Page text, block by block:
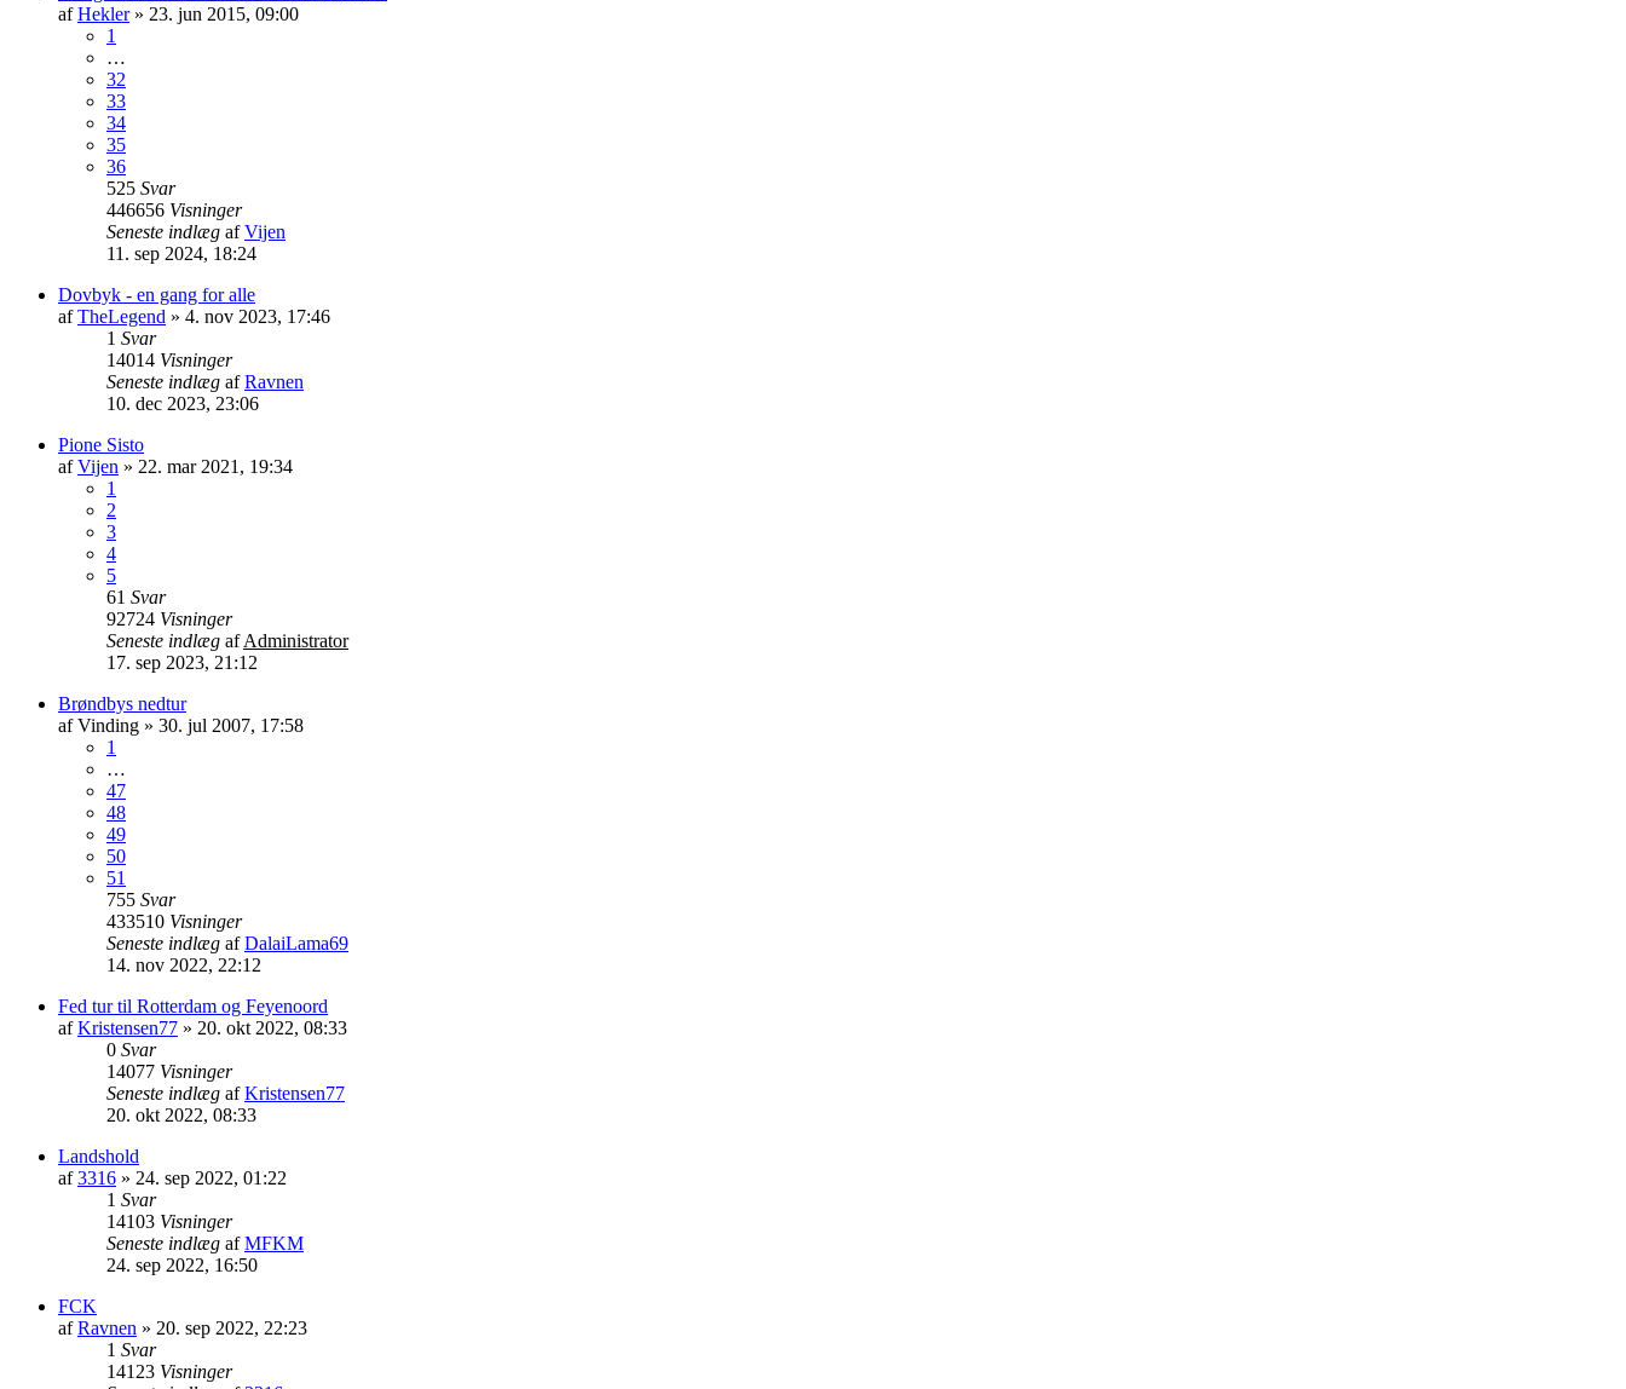
afHekler» 23. jun 2015, 09:00
1
…
32
33
34
35
36
525 Svar
446656 Visninger
Seneste indlæg afVijen
11. sep 2024, 18:24
Dovbyk - en gang for alle
afTheLegend » 4. nov 2023, 17:46
1 Svar
14014 Visninger
Seneste indlæg afRavnen
10. dec 2023, 23:06
Pione Sisto
afVijen » 22. mar 2021, 19:34
1
2
3
4
5
61 Svar
92724 Visninger
Seneste indlæg afAdministrator
17. sep 2023, 21:12
Brøndbys nedtur
afVinding » 30. jul 2007, 17:58
1
…
47
48
49
50
51
755 Svar
433510 Visninger
Seneste indlæg afDalaiLama69
14. nov 2022, 22:12
Fed tur til Rotterdam og Feyenoord
afKristensen77 » 20. okt 2022, 08:33
0 Svar
14077 Visninger
Seneste indlæg afKristensen77
20. okt 2022, 08:33
Landshold
af3316 » 24. sep 2022, 01:22
1 Svar
14103 Visninger
Seneste indlæg afMFKM
24. sep 2022, 16:50
FCK
afRavnen » 20. sep 2022, 22:23
1 Svar
14123 Visninger